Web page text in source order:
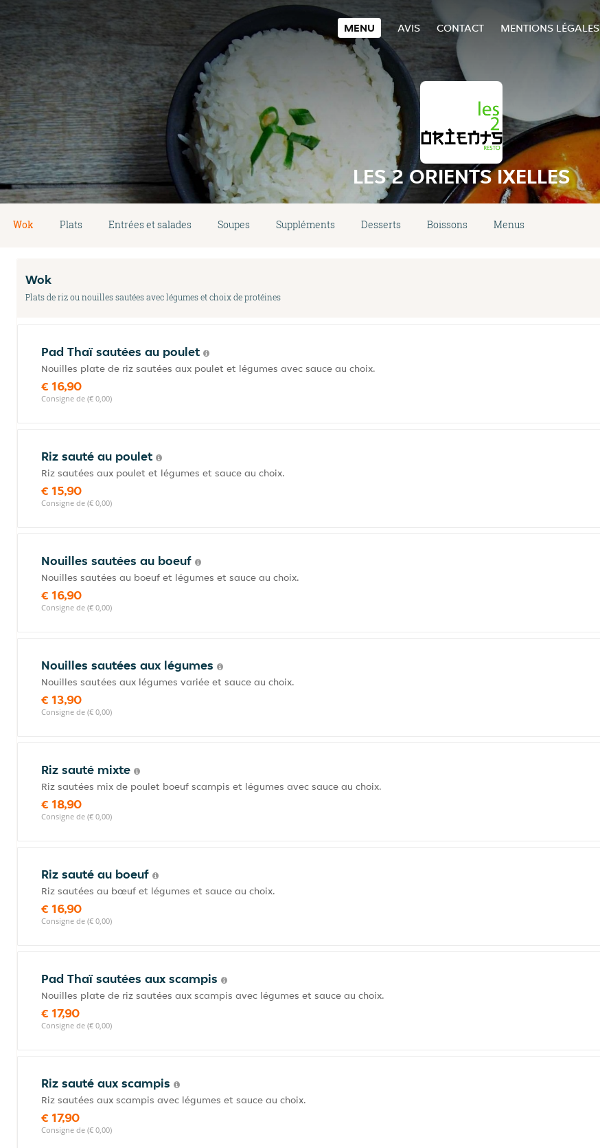
MENU AVIS CONTACT MENTIONS LÉGALES
LES 2 ORIENTS IXELLES
Wok Plats Entrées et salades Soupes Suppléments Desserts Boissons Menus
Wok
Plats de riz ou nouilles sautées avec légumes et choix de protéines
Pad Thaï sautées au poulet
Nouilles plate de riz sautées aux poulet et légumes avec sauce au choix.
€ 16,90
Consigne de (€ 0,00)
Riz sauté au poulet
Riz sautées aux poulet et légumes et sauce au choix.
€ 15,90
Consigne de (€ 0,00)
Nouilles sautées au boeuf
Nouilles sautées au boeuf et légumes et sauce au choix.
€ 16,90
Consigne de (€ 0,00)
Nouilles sautées aux légumes
Nouilles sautées aux légumes variée et sauce au choix.
€ 13,90
Consigne de (€ 0,00)
Riz sauté mixte
Riz sautées mix de poulet boeuf scampis et légumes avec sauce au choix.
€ 18,90
Consigne de (€ 0,00)
Riz sauté au boeuf
Riz sautées au bœuf et légumes et sauce au choix.
€ 16,90
Consigne de (€ 0,00)
Pad Thaï sautées aux scampis
Nouilles plate de riz sautées aux scampis avec légumes et sauce au choix.
€ 17,90
Consigne de (€ 0,00)
Riz sauté aux scampis
Riz sautées aux scampis avec légumes et sauce au choix.
€ 17,90
Consigne de (€ 0,00)